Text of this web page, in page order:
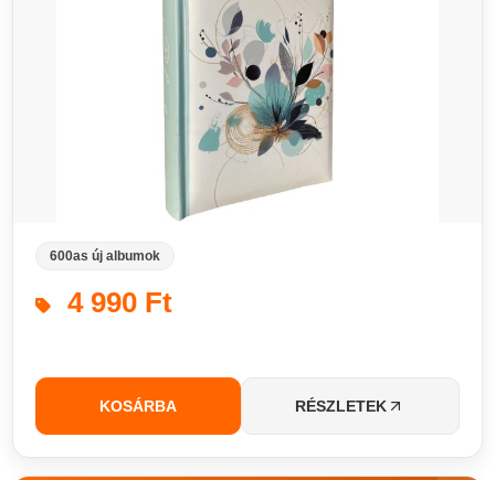
600as új albumok
4 990 Ft
KOSÁRBA RÉSZLETEK